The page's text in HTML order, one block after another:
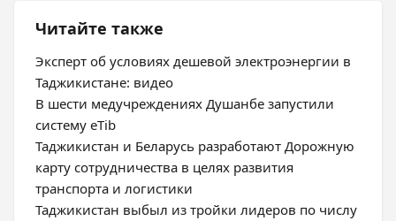
Читайте также
Эксперт об условиях дешевой электроэнергии в
Таджикистане: видео
В шести медучреждениях Душанбе запустили
систему eTib
Таджикистан и Беларусь разработают Дорожную
карту сотрудничества в целях развития
транспорта и логистики
Таджикистан выбыл из тройки лидеров по числу